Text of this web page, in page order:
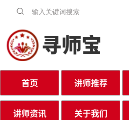
寻师宝
首页 讲师推荐
讲师资讯 关于我们